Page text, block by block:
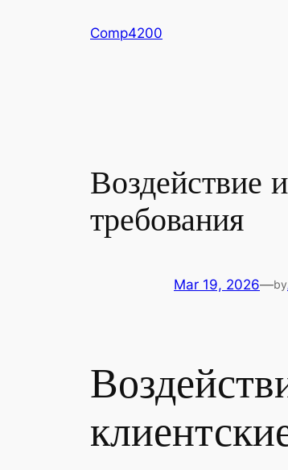
Comp4200
Воздействие
требования
Mar 19, 2026—by